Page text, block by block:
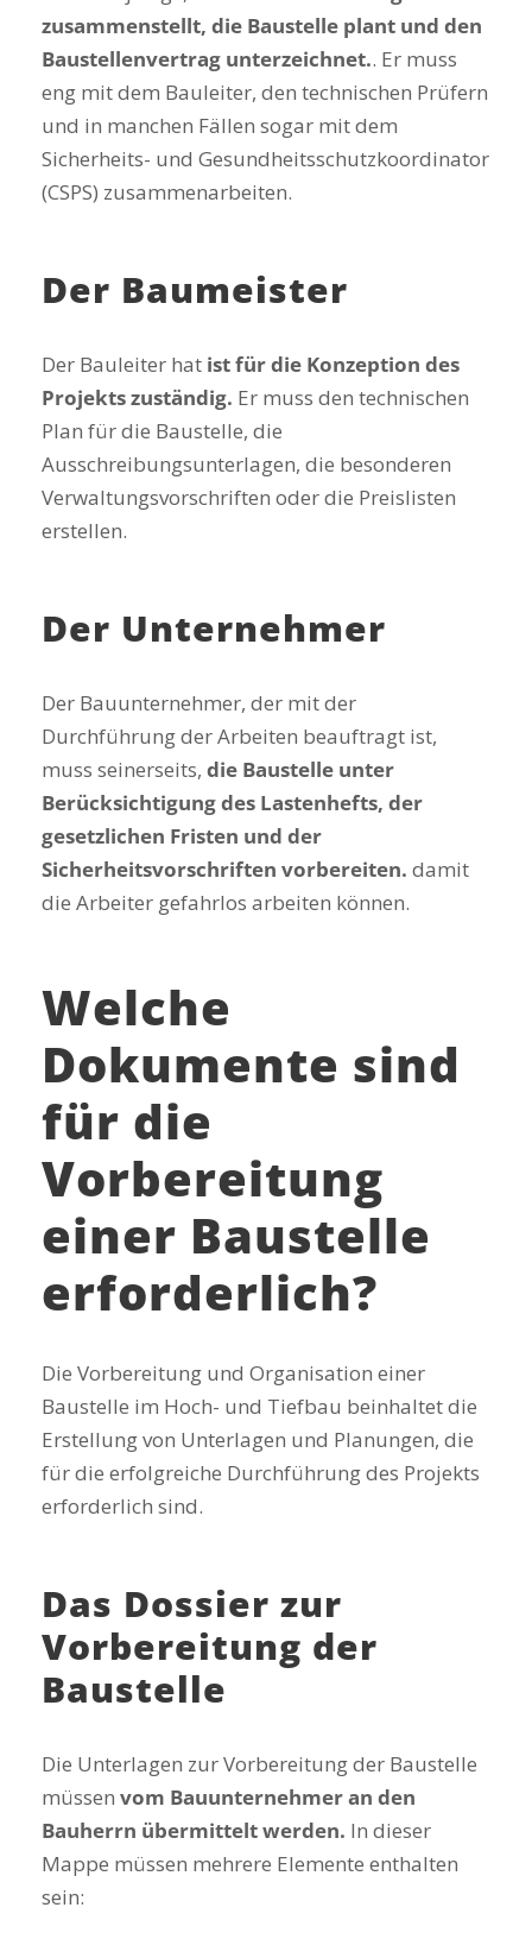
zusammenstellt, die Baustelle plant und den
Baustellenvertrag unterzeichnet.. Er muss
eng mit dem Bauleiter, den technischen Prüfern
und in manchen Fällen sogar mit dem
Sicherheits- und Gesundheitsschutzkoordinator
(CSPS) zusammenarbeiten.
Der Baumeister
Der Bauleiter hat ist für die Konzeption des
Projekts zuständig. Er muss den technischen
Plan für die Baustelle, die
Ausschreibungsunterlagen, die besonderen
Verwaltungsvorschriften oder die Preislisten
erstellen.
Der Unternehmer
Der Bauunternehmer, der mit der
Durchführung der Arbeiten beauftragt ist,
muss seinerseits, die Baustelle unter
Berücksichtigung des Lastenhefts, der
gesetzlichen Fristen und der
Sicherheitsvorschriften vorbereiten. damit
die Arbeiter gefahrlos arbeiten können.
Welche
Dokumente sind
für die
Vorbereitung
einer Baustelle
erforderlich?
Die Vorbereitung und Organisation einer
Baustelle im Hoch- und Tiefbau beinhaltet die
Erstellung von Unterlagen und Planungen, die
für die erfolgreiche Durchführung des Projekts
erforderlich sind.
Das Dossier zur
Vorbereitung der
Baustelle
Die Unterlagen zur Vorbereitung der Baustelle
müssen vom Bauunternehmer an den
Bauherrn übermittelt werden. In dieser
Mappe müssen mehrere Elemente enthalten
sein: